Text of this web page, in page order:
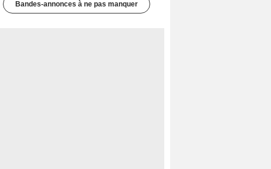
Bandes-annonces à ne pas manquer